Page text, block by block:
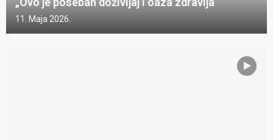
11. Maja 2026.